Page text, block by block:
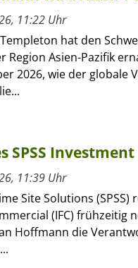
11:22 Uhr
hat den
Region Asien-Pazifik
2026, wie der
SPSS
11:39 Uhr
Site Solutions
(IFC) frühzeitig
Hoffmann die